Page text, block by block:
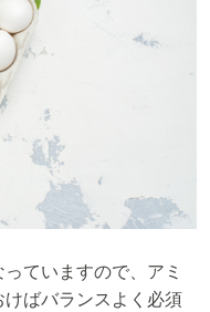
ていますので、アミ
けばバランスよく必須